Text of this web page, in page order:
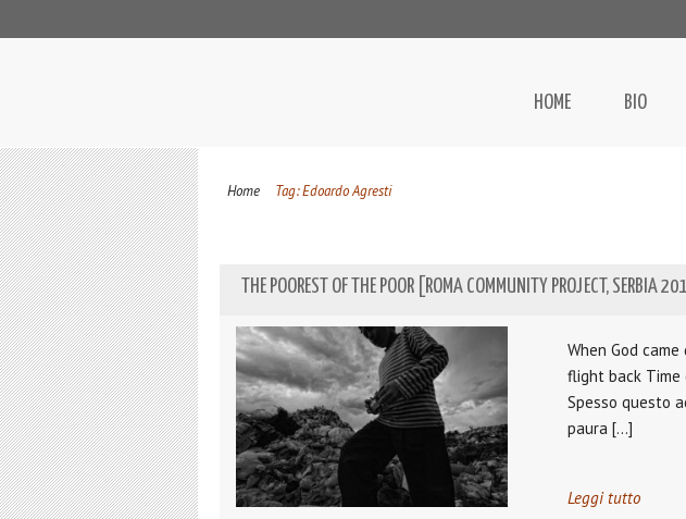
HOME BIO
Home Tag: Edoardo Agresti
THE POOREST OF THE POOR [ROMA COMMUNITY PROJECT, SERBIA
When God
flight back Time
Spesso questo
paura […]
Leggi tutto